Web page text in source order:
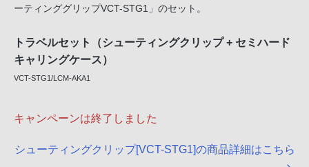
ーティンググリップVCT-STG1」のセット。
トラベルセット（シューティングクリップ + セミハード
キャリングケース）
VCT-STG1/LCM-AKA1
キャンペーンは終了しました
シューティングクリップ[VCT-STG1]の商品詳細はこちら